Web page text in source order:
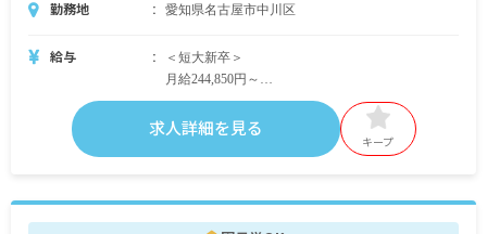
勤務地 愛知県名古屋市中川区
給与
＜短大新卒＞
月給244,850円～
＜四大新卒＞
■交通費全額支給
■住宅手当 月上限11,500円
求人詳細を見る
キープ